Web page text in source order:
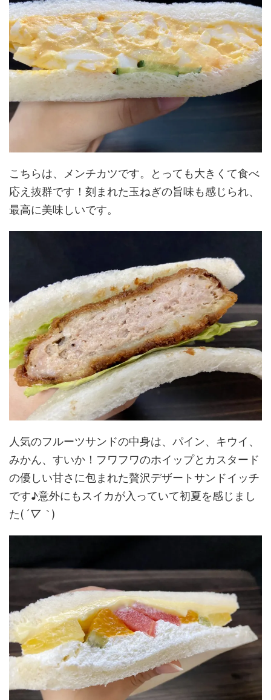
こちらは、メンチカツです。とっても大きくて食べ
応え抜群です！刻まれた玉ねぎの旨味も感じられ、
最高に美味しいです。
人気のフルーツサンドの中身は、パイン、キウイ、
みかん、すいか！フワフワのホイップとカスタード
の優しい甘さに包まれた贅沢デザートサンドイッチ
です♪意外にもスイカが入っていて初夏を感じまし
た( ´▽｀ )